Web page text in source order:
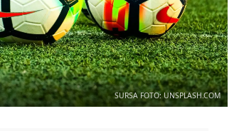
SURSA FOTO: UNSPLASH.COM